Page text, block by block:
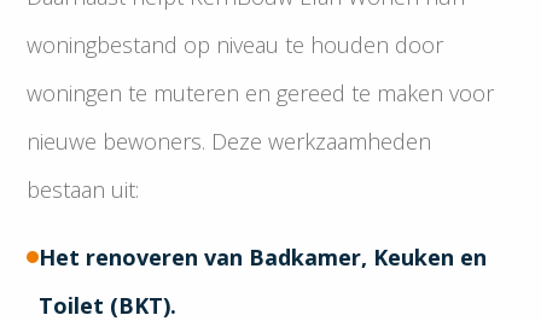
woningbestand op niveau te houden door
woningen te muteren en gereed te maken voor
nieuwe bewoners. Deze werkzaamheden
bestaan uit:
Het renoveren van Badkamer, Keuken en
Toilet (BKT).